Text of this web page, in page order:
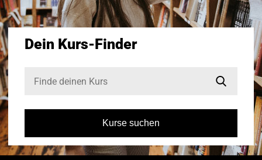
Dein Kurs-Finder
Kurse suchen